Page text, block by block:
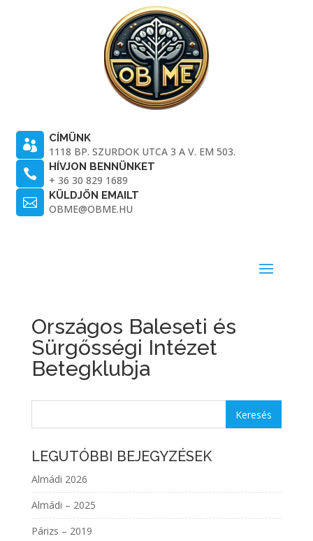
 CÍMÜNK
1118 BP. SZURDOK UTCA 3 A V. EM 503.
 HÍVJON BENNÜNKET
+ 36 30 829 1689
 KÜLDJÖN EMAILT
OBME@OBME.HU
Országos Baleseti és
Sürgősségi Intézet
Betegklubja
LEGUTÓBBI BEJEGYZÉSEK
Almádi 2026
Almádi – 2025
Párizs – 2019